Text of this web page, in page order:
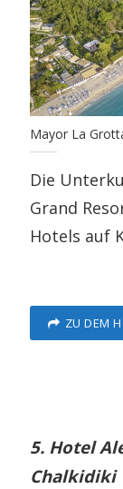
Mayor La
Die
Grand
Hotels auf
ZU DEM
5. Hotel
Chalkidiki